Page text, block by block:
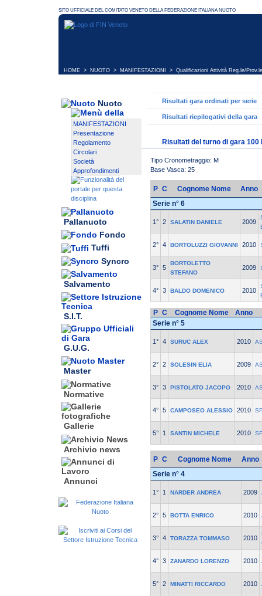
HOME > NUOTO > MANIFESTAZIONI > Qualificazioni Attività Reg.le/Prov.le
Nuoto
MANIFESTAZIONI
Presentazione
Regolamento
Circolari
Società
Approfondimenti
Pallanuoto
Fondo
Tuffi
Syncro
Salvamento
S.I.T.
G.U.G.
Master
Normative
Gallerie
Archivio news
Annunci
Risultati gara ordinati per serie
Risultati riepilogativi della gara
Risultati del turno di gara
Tipo Cronometraggio: M
Base Vasca: 25
P C Cognome Nome
Anno
Serie n° 6
1° 2 SALATIN DANIELE 2009
2° 4 BORTOLUZZI GIOVANNI 2010
3° 5
BORTOLETTO
STEFANO
2009
4° 3 BALDO DOMENICO 2010
P C Cognome Nome
Anno
Serie n° 5
1° 4 SURUC ALEX 2010
2° 2 SOLESIN ELIA 2009
3° 3 PISTOLATO JACOPO 2010
4° 5 CAMPOSEO ALESSIO 2010
5° 1 SANTIN MICHELE 2010
P C Cognome Nome
Anno
Serie n° 4
1° 1 NARDER ANDREA 2009
2° 5 BOTTA ENRICO 2010
3° 4 TORAZZA TOMMASO 2010
4° 3 ZANARDO LORENZO 2010
5° 2 MINATTI RICCARDO 2010